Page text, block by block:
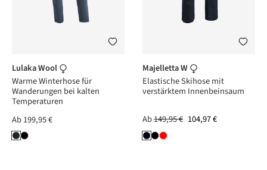
Lulaka Wool
Warme Winterhose für
Wanderungen bei kalten
Temperaturen
Ab199,95 €
Majelletta W
Elastische Skihose mit
verstärktem Innenbeinsaum
Ab149,95 € 104,97 €